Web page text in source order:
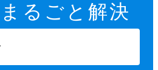
まるごと解決